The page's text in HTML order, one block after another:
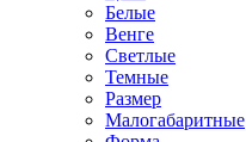
Белые
Венге
Светлые
Темные
Размер
Малогабаритные